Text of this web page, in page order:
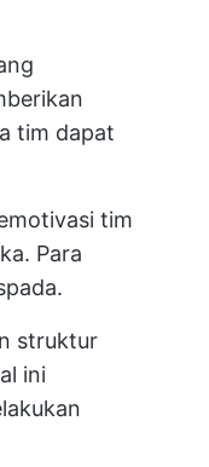
tim dapat
tim
Para
struktur
ini